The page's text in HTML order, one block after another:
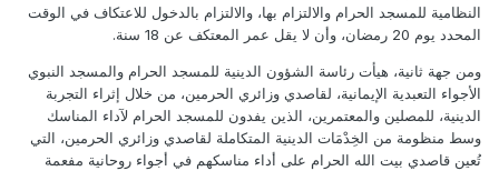
النظامية للمسجد الحرام والالتزام بها، والالتزام بالدخول للاعتكاف في الوقت
المحدد يوم 20 رمضان، وأن لا يقل عمر المعتكف عن 18 سنة.
ومن جهة ثانية، هيأت رئاسة الشؤون الدينية للمسجد الحرام والمسجد النبوي
الأجواء التعبدية الإيمانية، لقاصدي وزائري الحرمين، من خلال إثراء التجربة
الدينية، للمصلين والمعتمرين، الذين يفدون للمسجد الحرام لآداء المناسك
وسط منظومة من الخِدْمَات الدينية المتكاملة لقاصدي وزائري الحرمين، التي
تُعين قاصدي بيت الله الحرام على أداء مناسكهم في أجواء روحانية مفعمة